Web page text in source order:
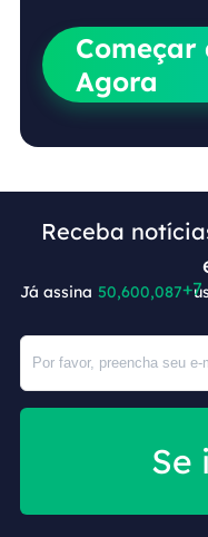
Agora
Receba
Já assina 50,600,087
Se